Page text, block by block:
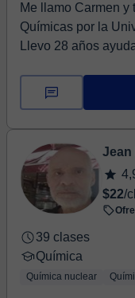
Me llamo Carmen y
Químicas por la
Llevo 28 años
Jean
$22/
39 clases
Química
Química nuclear